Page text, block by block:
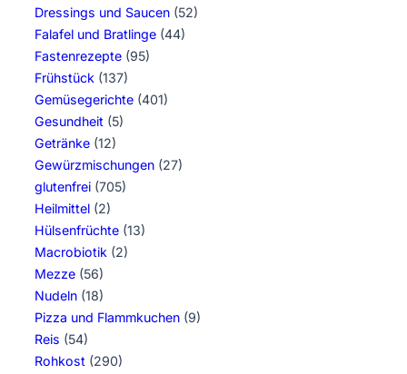
Dressings und Saucen (52)
Falafel und Bratlinge (44)
Fastenrezepte (95)
Frühstück (137)
Gemüsegerichte (401)
Gesundheit (5)
Getränke (12)
Gewürzmischungen (27)
glutenfrei (705)
Heilmittel (2)
Hülsenfrüchte (13)
Macrobiotik (2)
Mezze (56)
Nudeln (18)
Pizza und Flammkuchen (9)
Reis (54)
Rohkost (290)